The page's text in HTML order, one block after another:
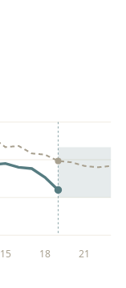
15 18 21